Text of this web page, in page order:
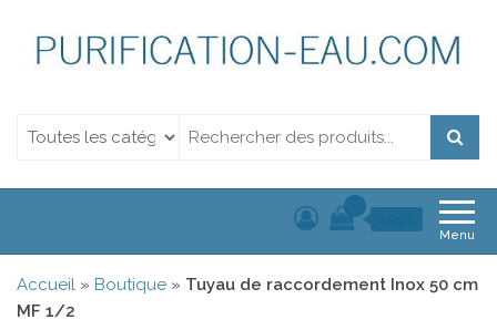
Purification de l'eau.
Filtration et
Désinfection Uv
Menu
Accueil » Boutique » Tuyau de raccordement Inox 50 cm
MF 1/2